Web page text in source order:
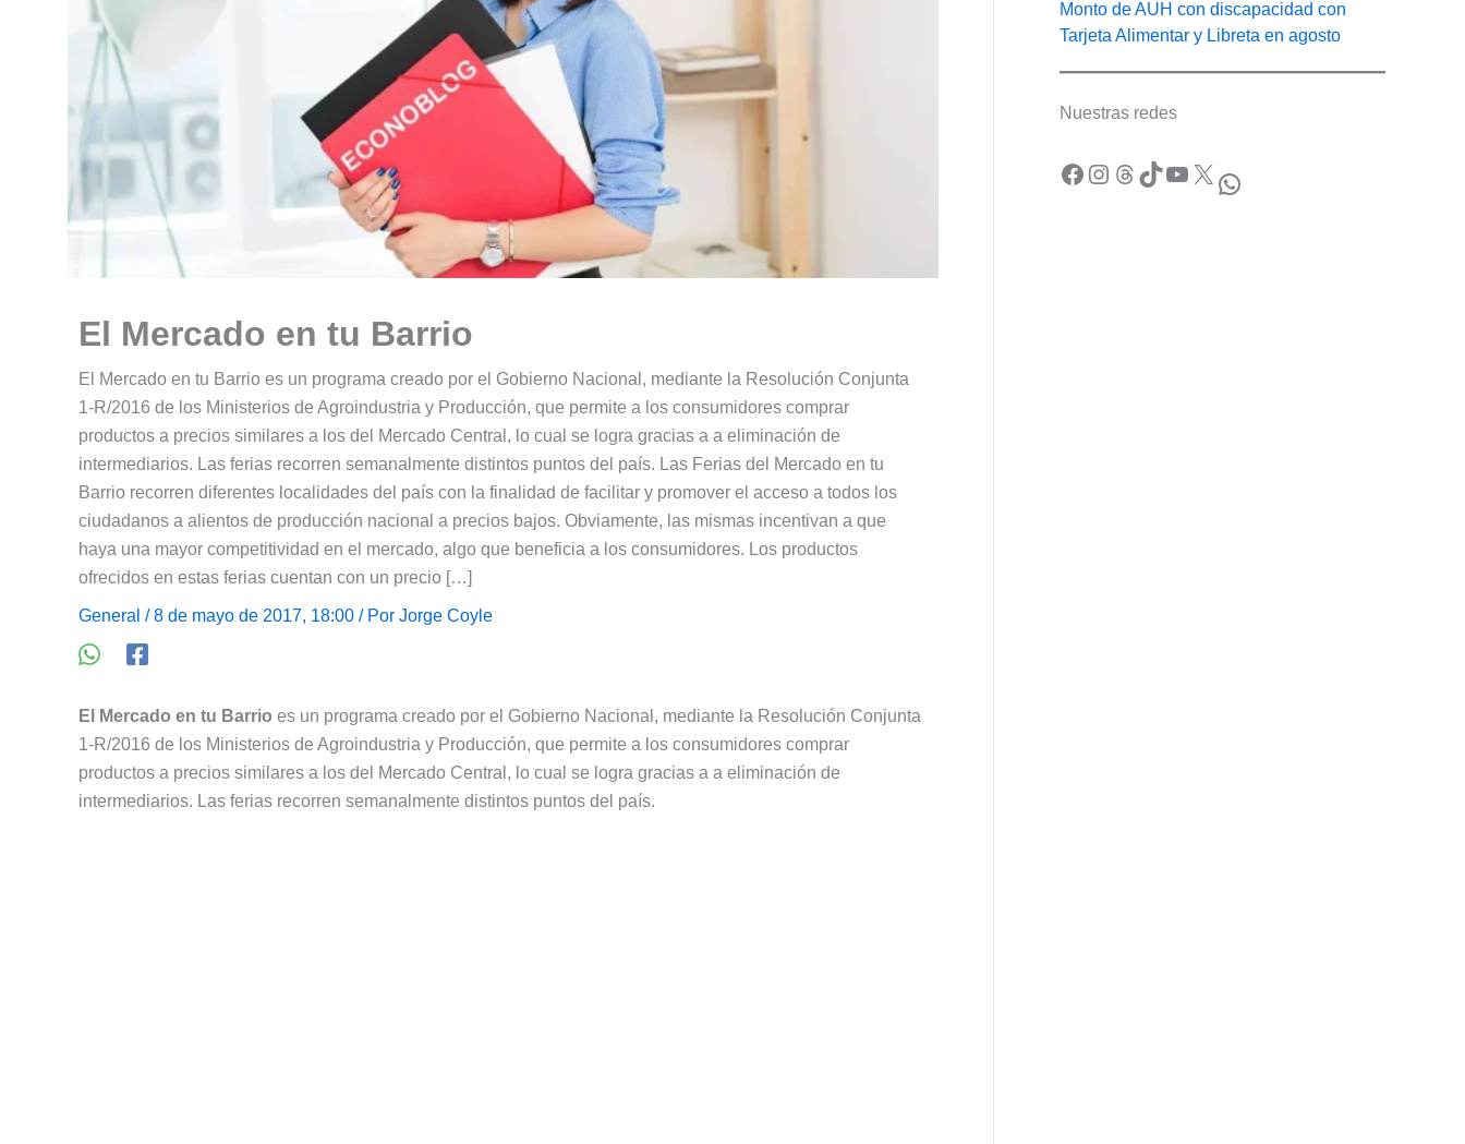
El Mercado en tu Barrio
El Mercado en tu Barrio es un programa creado por el Gobierno Nacional, mediante la Resolución Conjunta
1-R/2016 de los Ministerios de Agroindustria y Producción, que permite a los consumidores comprar
productos a precios similares a los del Mercado Central, lo cual se logra gracias a a eliminación de
intermediarios. Las ferias recorren semanalmente distintos puntos del país. Las Ferias del Mercado en tu
Barrio recorren diferentes localidades del país con la finalidad de facilitar y promover el acceso a todos los
ciudadanos a alientos de producción nacional a precios bajos. Obviamente, las mismas incentivan a que
haya una mayor competitividad en el mercado, algo que beneficia a los consumidores. Los productos
ofrecidos en estas ferias cuentan con un precio […]
General / 8 de mayo de 2017, 18:00 / Por Jorge Coyle
El Mercado en tu Barrio es un programa creado por el Gobierno Nacional, mediante la Resolución Conjunta
1-R/2016 de los Ministerios de Agroindustria y Producción, que permite a los consumidores comprar
productos a precios similares a los del Mercado Central, lo cual se logra gracias a a eliminación de
intermediarios. Las ferias recorren semanalmente distintos puntos del país.
Monto de AUH con discapacidad con
Tarjeta Alimentar y Libreta en agosto
Nuestras redes
Facebook Instagram Threads TikTok YouTube X WhatsApp